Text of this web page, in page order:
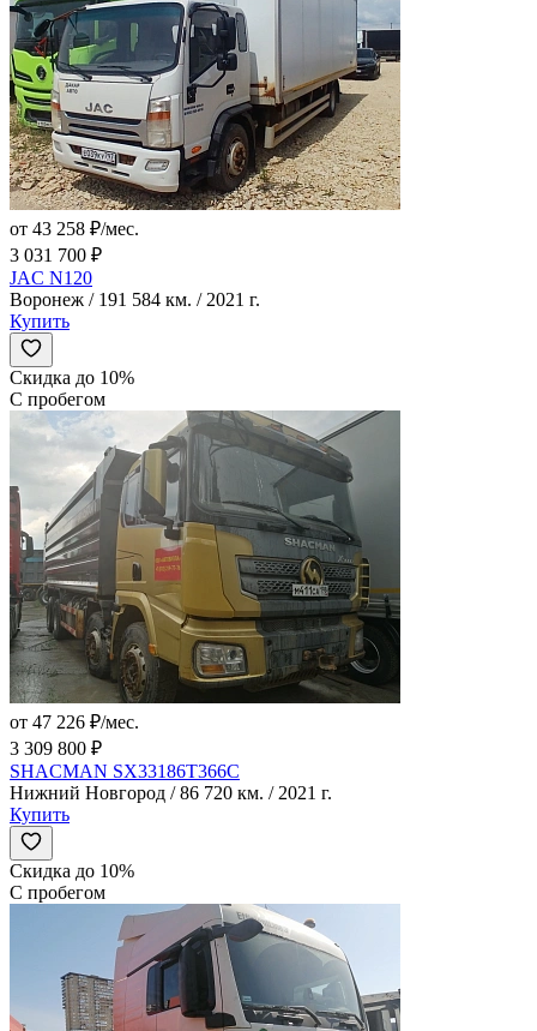
от 43 258 ₽/мес.
3 031 700 ₽
JAC N120
Воронеж / 191 584 км. / 2021 г.
Купить
Скидка до 10%
С пробегом
от 47 226 ₽/мес.
3 309 800 ₽
SHACMAN SX33186T366C
Нижний Новгород / 86 720 км. / 2021 г.
Купить
Скидка до 10%
С пробегом